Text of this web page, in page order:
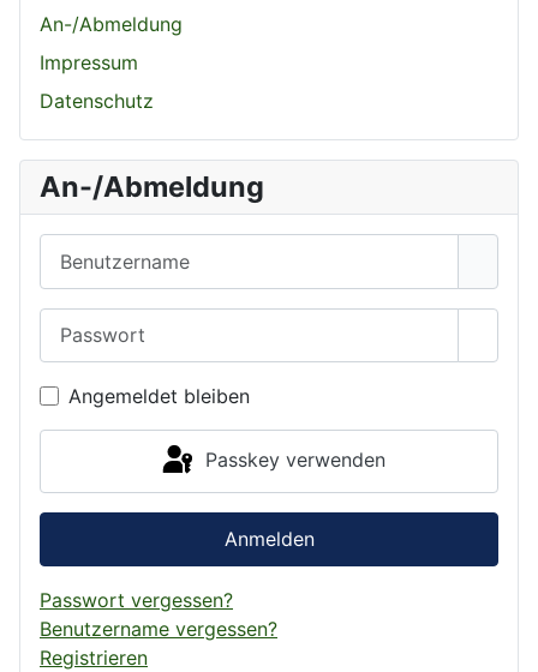
An-/Abmeldung
Impressum
Datenschutz
An-/Abmeldung
Angemeldet bleiben
Passkey verwenden
Anmelden
Passwort vergessen?
Benutzername vergessen?
Registrieren